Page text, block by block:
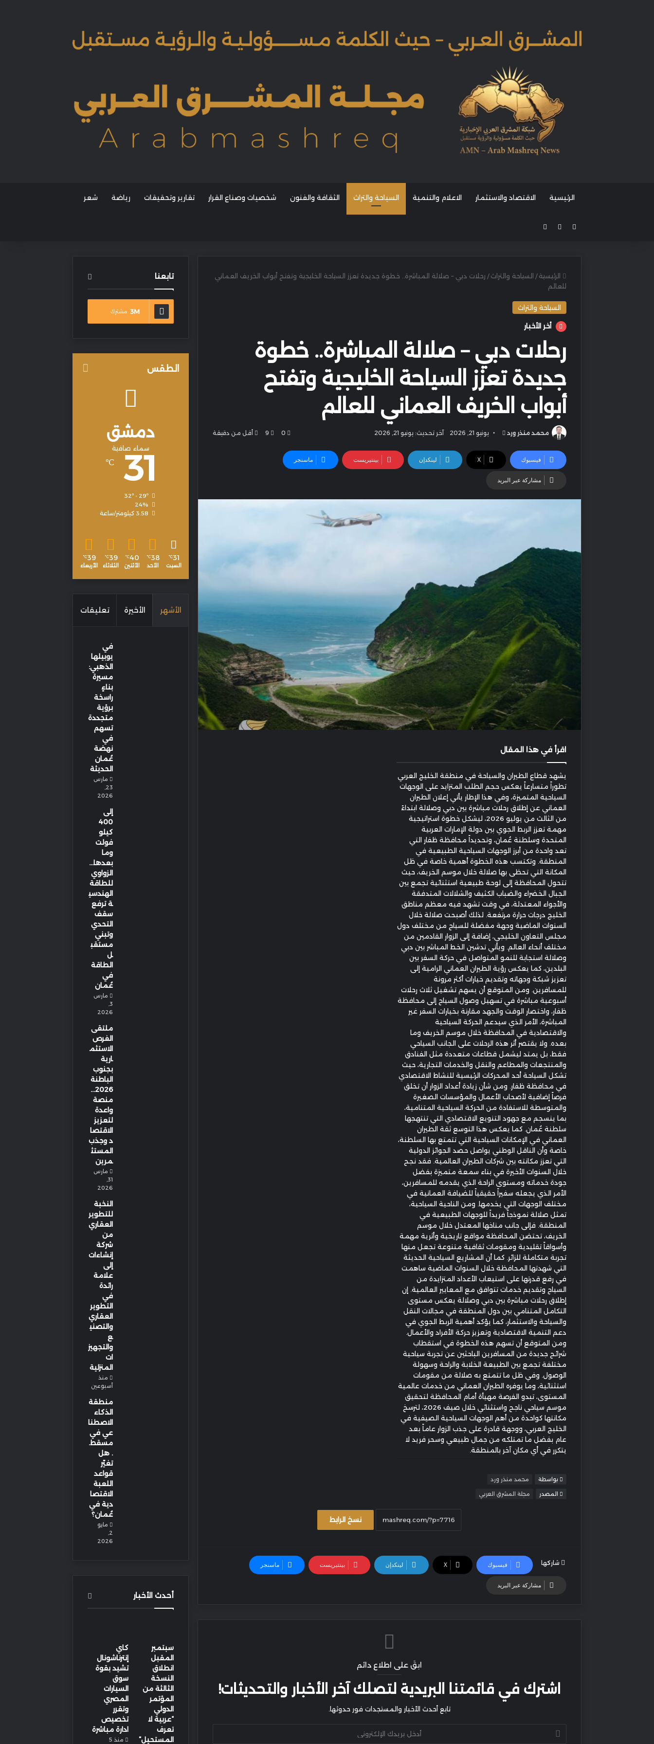
الرئيسية الاقتصاد والاستثمار الاعلام والتنمية السياحة والتراث الثقافة والفنون شخصيات وصناع القرار تقارير وتحقيقات رياضة شعر
مقال عشوائي
الوضع المظلم
الرئيسية / السياحة والتراث / رحلات دبي – صلالة المباشرة.. خطوة جديدة تعزز السياحة الخليجية وتفتح أبواب الخريف العماني
للعالم
السياحة والتراث
أخر الأخبار
رحلات دبي – صلالة المباشرة.. خطوة
جديدة تعزز السياحة الخليجية وتفتح
أبواب الخريف العماني للعالم
محمد منذر ورد
أرسل
إلكترونيا
يونيو 21, 2026 آخر تحديث: يونيو 21, 2026 0
9 أقل من دقيقة
فيسبوك ‫X لينكدإن بينتيريست ماسنجر
مشاركة عبر البريد
اقرأ في هذا المقال
يشهد قطاع الطيران والسياحة في منطقة الخليج العربي
تطوراً متسارعاً يعكس حجم الطلب المتزايد على الوجهات
السياحية المتميزة، وفي هذا الإطار يأتي إعلان الطيران
العماني عن إطلاق رحلات مباشرة بين دبي وصلالة ابتداءً
من الثالث من يوليو 2026، ليشكل خطوة استراتيجية
مهمة تعزز الربط الجوي بين دولة الإمارات العربية
المتحدة وسلطنة عُمان، وتحديداً محافظة ظفار التي
تعد واحدة من أبرز الوجهات السياحية الطبيعية في
المنطقة. وتكتسب هذه الخطوة أهمية خاصة في ظل
المكانة التي تحظى بها صلالة خلال موسم الخريف، حيث
تتحول المحافظة إلى لوحة طبيعية استثنائية تجمع بين
الجبال الخضراء والضباب الكثيف والشلالات المتدفقة
والأجواء المعتدلة، في وقت تشهد فيه معظم مناطق
الخليج درجات حرارة مرتفعة. لذلك أصبحت صلالة خلال
السنوات الماضية وجهة مفضلة للسياح من مختلف دول
مجلس التعاون الخليجي، إضافة إلى الزوار القادمين من
مختلف أنحاء العالم. ويأتي تدشين الخط المباشر بين دبي
وصلالة استجابة للنمو المتواصل في حركة السفر بين
البلدين، كما يعكس رؤية الطيران العماني الرامية إلى
تعزيز شبكة وجهاته وتقديم خيارات أكثر مرونة
للمسافرين. ومن المتوقع أن يسهم تشغيل ثلاث رحلات
أسبوعية مباشرة في تسهيل وصول السياح إلى محافظة
ظفار، واختصار الوقت والجهد مقارنة بخيارات السفر غير
المباشرة، الأمر الذي سيدعم الحركة السياحية
والاقتصادية في المحافظة خلال موسم الخريف وما
بعده. ولا يقتصر أثر هذه الرحلات على الجانب السياحي
فقط، بل يمتد ليشمل قطاعات متعددة مثل الفنادق
والمنتجعات والمطاعم والنقل والخدمات التجارية، حيث
تشكل السياحة أحد المحركات الرئيسية للنشاط الاقتصادي
في محافظة ظفار. ومن شأن زيادة أعداد الزوار أن تخلق
فرصاً إضافية لأصحاب الأعمال والمؤسسات الصغيرة
والمتوسطة للاستفادة من الحركة السياحية المتنامية،
بما ينسجم مع جهود التنويع الاقتصادي التي تنتهجها
سلطنة عُمان. كما يعكس هذا التوسع ثقة الطيران
العماني في الإمكانات السياحية التي تتمتع بها السلطنة،
خاصة وأن الناقل الوطني يواصل حصد الجوائز الدولية
التي تعزز مكانته بين شركات الطيران العالمية. فقد نجح
خلال السنوات الأخيرة في بناء سمعة متميزة بفضل
جودة خدماته ومستوى الراحة الذي يقدمه للمسافرين،
الأمر الذي يجعله سفيراً حقيقياً للضيافة العمانية في
مختلف الوجهات التي يخدمها. ومن الناحية السياحية،
تمثل صلالة نموذجاً فريداً للوجهات الطبيعية في
المنطقة. فإلى جانب مناخها المعتدل خلال موسم
الخريف، تحتضن المحافظة مواقع تاريخية وأثرية مهمة
وأسواقاً تقليدية ومقومات ثقافية متنوعة تجعل منها
تجربة متكاملة للزائر. كما أن المشاريع السياحية الحديثة
التي شهدتها المحافظة خلال السنوات الماضية ساهمت
في رفع قدرتها على استيعاب الأعداد المتزايدة من
السياح وتقديم خدمات تتوافق مع المعايير العالمية. إن
إطلاق رحلات مباشرة بين دبي وصلالة يعكس مستوى
التكامل المتنامي بين دول المنطقة في مجالات النقل
والسياحة والاستثمار، كما يؤكد أهمية الربط الجوي في
دعم التنمية الاقتصادية وتعزيز حركة الأفراد والأعمال.
ومن المتوقع أن تسهم هذه الخطوة في استقطاب
شرائح جديدة من المسافرين الباحثين عن تجربة سياحية
مختلفة تجمع بين الطبيعة الخلابة والراحة وسهولة
الوصول. وفي ظل ما تتمتع به صلالة من مقومات
استثنائية، وما يوفره الطيران العماني من خدمات عالمية
المستوى، تبدو الفرصة مهيأة أمام المحافظة لتحقيق
موسم سياحي ناجح واستثنائي خلال صيف 2026، لترسخ
مكانتها كواحدة من أهم الوجهات السياحية الصيفية في
الخليج العربي، ووجهة قادرة على جذب الزوار عاماً بعد
عام بفضل ما تمتلكه من جمال طبيعي وسحر فريد لا
يتكرر في أي مكان آخر بالمنطقة.
بواسطة محمد منذر ورد
المصدر مجلة المشرق العربي
نسخ الرابط
شاركها فيسبوك ‫X لينكدإن بينتيريست ماسنجر
مشاركة عبر البريد
ابقَ على اطلاع دائم
اشترك في قائمتنا البريدية لتصلك آخر الأخبار والتحديثات!
تابع أحدث الأخبار والمستجدات فور حدوثها.
بريدك
تابعنا
3M مشترك
الطقس
دمشق
سماء صافية
31
℃
32º - 29º
24%
3.58 كيلومتر/ساعة
31
℃
السبت
38
℃
الأحد
40
℃
الأثنين
39
℃
الثلاثاء
39
℃
الأربعاء
الأشهر الأخيرة تعليقات
في
يوبيلها
الذهبي:
مسيرة
بناءٍ
راسخة
برؤية
متجددة
تسهم
في
نهضة
عُمان
الحديثة
مارس
23,
2026
إلى
400
كيلو
فولت
وما
بعدها…
الزواوي
للطاقة
الهندسي
ة ترفع
سقف
التحدي
وتبني
مستقب
ل
الطاقة
في
عُمان
مارس
3,
2026
ملتقى
الفرص
الاستثم
ارية
بجنوب
الباطنة
2026…
منصة
واعدة
لتعزيز
الاقتصا
د وجذب
المستث
مرين
مارس
31,
2026
النخبة
للتطوير
العقاري
من
شركة
إنشاءات
إلى
علامة
رائدة
في
التطوير
العقاري
والتصني
ع
والتجهيز
ات
المنزلية
منذ
أسبوعين
منطقة
الذكاء
الاصطنا
عي في
مسقط.
. هل
تغيّر
قواعد
اللعبة
الاقتصا
دية في
عُمان؟
مايو
2,
2026
أحدث الأخبار
سبتمبر
المقبل
انطلاق
النسخة
الثالثة من
المؤتمر
الدولي
“عربية لا
تعرف
المستحيل”
كاي
إنترناشونال
تشيد بقوة
سوق
السيارات
المصري
وتقرر
تخصيص
ادارة مباشرة
منذ 5